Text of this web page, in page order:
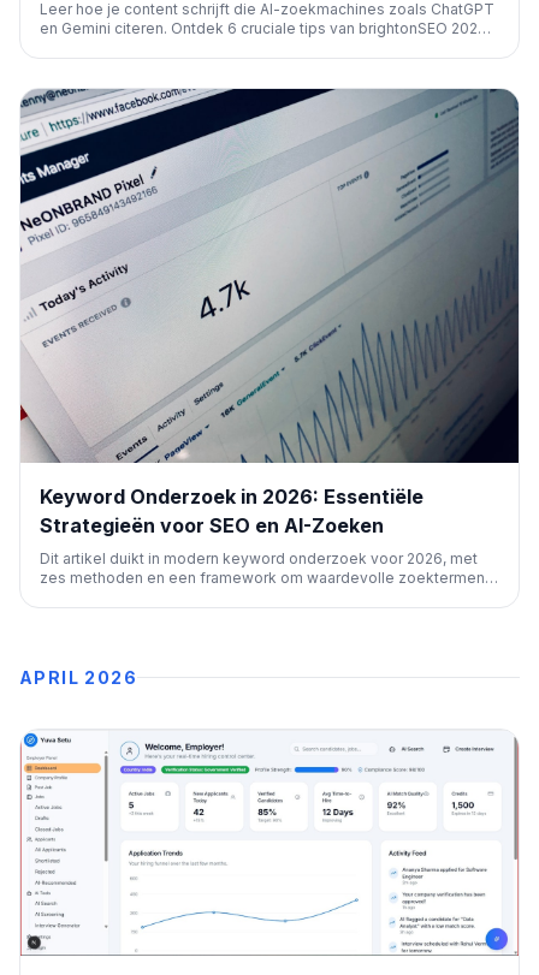
Leer hoe je content schrijft die AI-zoekmachines zoals ChatGPT
en Gemini citeren. Ontdek 6 cruciale tips van brightonSEO 2026,
Keyword Onderzoek in 2026: Essentiële
Strategieën voor SEO en AI-Zoeken
Dit artikel duikt in modern keyword onderzoek voor 2026, met
zes methoden en een framework om waardevolle zoektermen
APRIL 2026